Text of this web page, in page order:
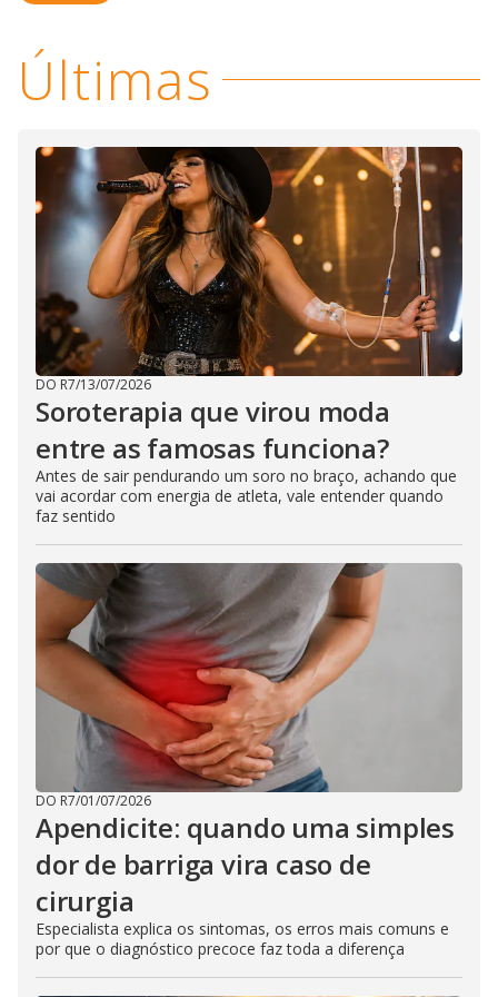
V
i
d
e
o
Últimas
DO R7/13/07/2026
Soroterapia que virou moda
entre as famosas funciona?
Antes de sair pendurando um soro no braço, achando que
vai acordar com energia de atleta, vale entender quando
faz sentido
DO R7/01/07/2026
Apendicite: quando uma simples
dor de barriga vira caso de
cirurgia
Especialista explica os sintomas, os erros mais comuns e
por que o diagnóstico precoce faz toda a diferença